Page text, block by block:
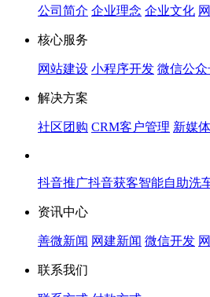
公司简介 企业理念 企业文化
核心服务
网站建设 小程序开发 微信公
解决方案
社区团购 CRM客户管理 新媒
抖音推广抖音获客智能自助洗
资讯中心
善微新闻 网建新闻 微信开发
联系我们